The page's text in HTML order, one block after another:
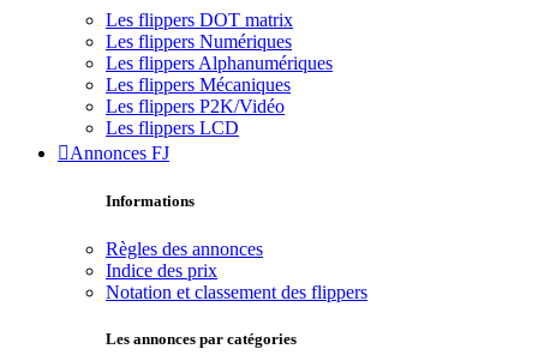
Les flippers DOT matrix
Les flippers Numériques
Les flippers Alphanumériques
Les flippers Mécaniques
Les flippers P2K/Vidéo
Les flippers LCD
Annonces FJ
Informations
Règles des annonces
Indice des prix
Notation et classement des flippers
Les annonces par catégories